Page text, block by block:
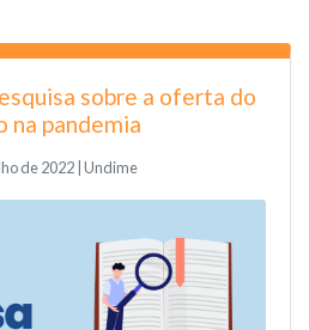
sobre a oferta do
na pandemia
de 2022 | Undime